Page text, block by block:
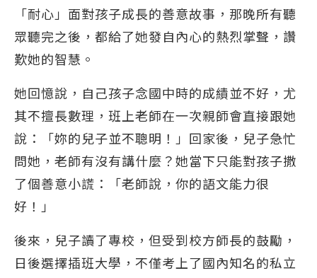
「耐心」面對孩子成長的善意故事，那晚所有聽
眾聽完之後，都給了她發自內心的熱烈掌聲，讚
歎她的智慧。
她回憶說，自己孩子念國中時的成績並不好，尤
其不擅長數理，班上老師在一次親師會直接跟她
說：「妳的兒子並不聰明！」回家後，兒子急忙
問她，老師有沒有講什麼？她當下只能對孩子撒
了個善意小謊：「老師說，你的語文能力很
好！」
後來，兒子讀了專校，但受到校方師長的鼓勵，
日後選擇插班大學，不僅考上了國內知名的私立